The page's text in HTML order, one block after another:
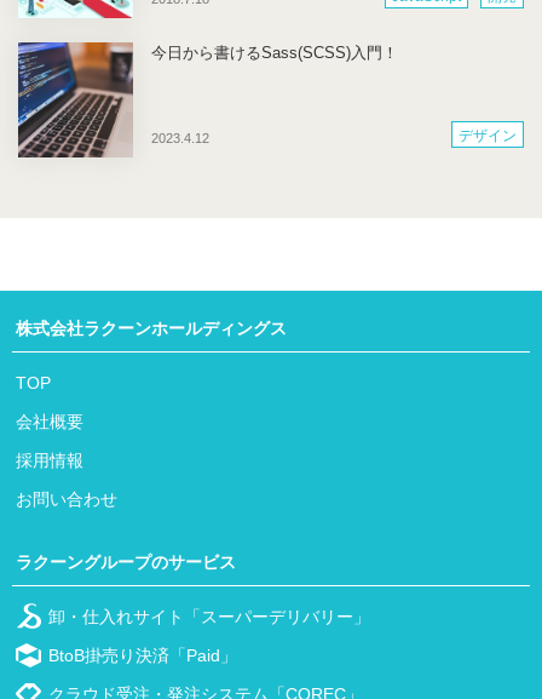
2023.4.12
今日から書けるSass(SCSS)入門！
デザイン
株式会社ラクーンホールディングス
TOP
会社概要
採用情報
お問い合わせ
ラクーングループのサービス
卸・仕入れサイト「スーパーデリバリー」
BtoB掛売り決済「Paid」
クラウド受注・発注システム「COREC」